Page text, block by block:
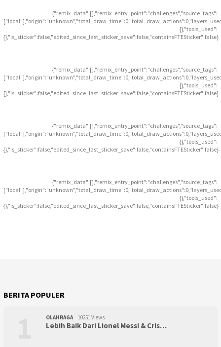
{"remix_data":[],"remix_entry_point":"challenges","source_tags":
{},"tools_used":
{},"is_sticker":false,"edited_since_last_sticker_save":false,"containsFTESticker":false}
{"remix_data":[],"remix_entry_point":"challenges","source_tags":
{},"tools_used":
{},"is_sticker":false,"edited_since_last_sticker_save":false,"containsFTESticker":false}
{"remix_data":[],"remix_entry_point":"challenges","source_tags":
{},"tools_used":
{},"is_sticker":false,"edited_since_last_sticker_save":false,"containsFTESticker":false}
{"remix_data":[],"remix_entry_point":"challenges","source_tags":
{},"tools_used":
{},"is_sticker":false,"edited_since_last_sticker_save":false,"containsFTESticker":false}
BERITA POPULER
OLAHRAGA 10251 Views
Lebih Baik Dari Lionel Messi & Cris…